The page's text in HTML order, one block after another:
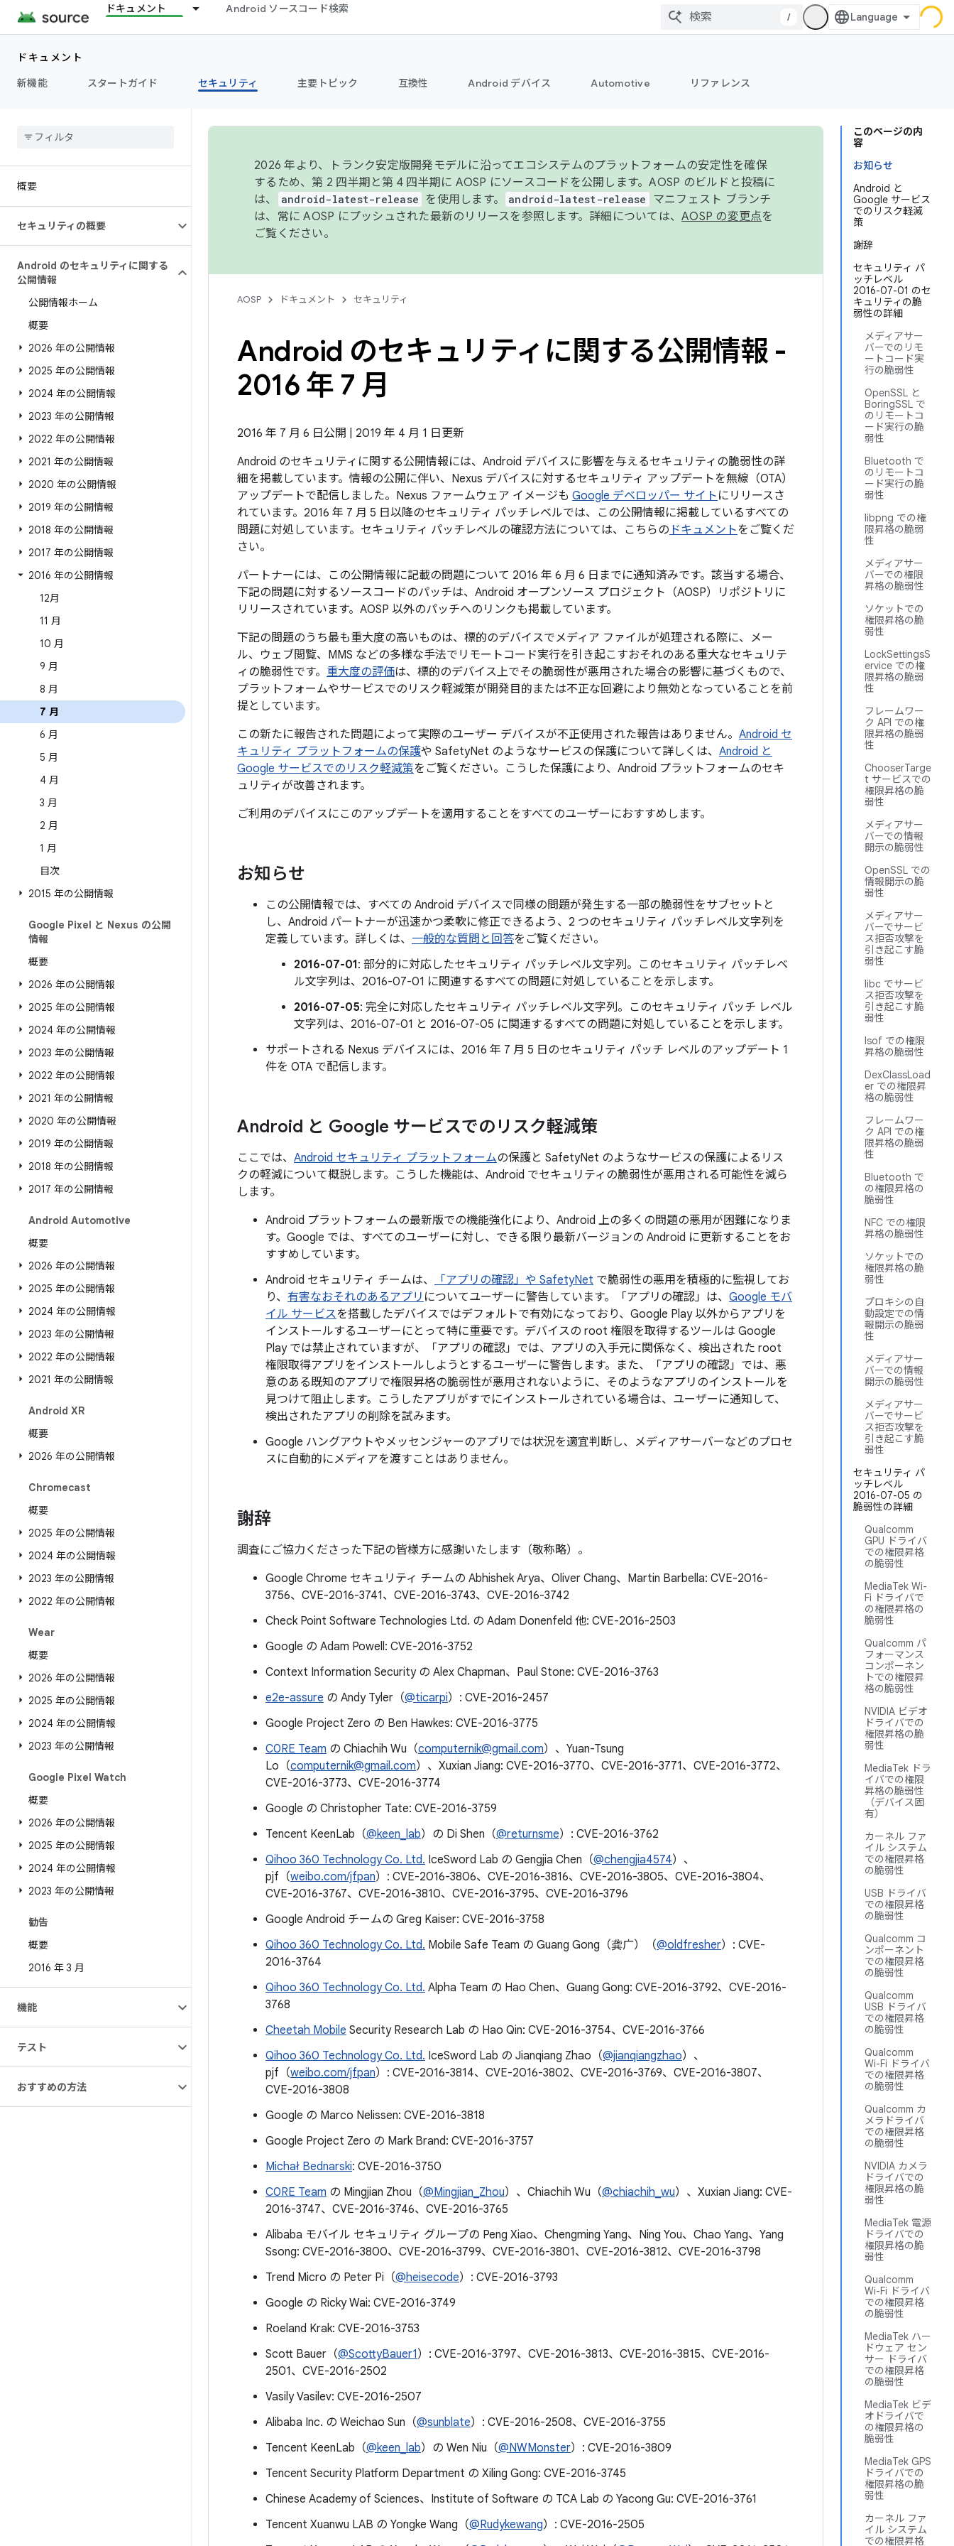
ドキュメント Android ソースコード検索
/
ドキュメント
新機能
スタートガイド セキュリティ 主要トピック 互換性 Android デバイス Automotive リファレンス
概要
セキュリティの概要
Android のセキュリティに関する
公開情報
公開情報ホーム
概要
2026 年の公開情報
2025 年の公開情報
2024 年の公開情報
2023 年の公開情報
2022 年の公開情報
2021 年の公開情報
2020 年の公開情報
2019 年の公開情報
2018 年の公開情報
2017 年の公開情報
2016 年の公開情報
12月
11 月
10 月
9 月
8 月
7 月
6 月
5 月
4 月
3 月
2 月
1 月
目次
2015 年の公開情報
Google Pixel と Nexus の公開
情報
概要
2026 年の公開情報
2025 年の公開情報
2024 年の公開情報
2023 年の公開情報
2022 年の公開情報
2021 年の公開情報
2020 年の公開情報
2019 年の公開情報
2018 年の公開情報
2017 年の公開情報
Android Automotive
概要
2026 年の公開情報
2025 年の公開情報
2024 年の公開情報
2023 年の公開情報
2022 年の公開情報
2021 年の公開情報
Android XR
概要
2026 年の公開情報
Chromecast
概要
2025 年の公開情報
2024 年の公開情報
2023 年の公開情報
2022 年の公開情報
Wear
概要
2026 年の公開情報
2025 年の公開情報
2024 年の公開情報
2023 年の公開情報
Google Pixel Watch
概要
2026 年の公開情報
2025 年の公開情報
2024 年の公開情報
2023 年の公開情報
勧告
概要
2016 年 3 月
機能
テスト
おすすめの方法
このページの内
容
お知らせ
Android と
Google サービス
でのリスク軽減
策
謝辞
セキュリティ パ
ッチレベル
2016-07-01 のセ
キュリティの脆
弱性の詳細
メディアサー
バーでのリモ
ートコード実
行の脆弱性
OpenSSL と
BoringSSL で
のリモートコ
ード実行の脆
弱性
Bluetooth で
のリモートコ
ード実行の脆
弱性
libpng での権
限昇格の脆弱
性
メディアサー
バーでの権限
昇格の脆弱性
ソケットでの
権限昇格の脆
弱性
LockSettingsS
ervice での権
限昇格の脆弱
性
フレームワー
ク API での権
限昇格の脆弱
性
ChooserTarge
t サービスでの
権限昇格の脆
弱性
メディアサー
バーでの情報
開示の脆弱性
OpenSSL での
情報開示の脆
弱性
メディアサー
バーでサービ
ス拒否攻撃を
引き起こす脆
弱性
libc でサービ
ス拒否攻撃を
引き起こす脆
弱性
lsof での権限
昇格の脆弱性
DexClassLoad
er での権限昇
格の脆弱性
フレームワー
ク API での権
限昇格の脆弱
性
Bluetooth で
の権限昇格の
脆弱性
NFC での権限
昇格の脆弱性
ソケットでの
権限昇格の脆
弱性
プロキシの自
動設定での情
報開示の脆弱
性
メディアサー
バーでの情報
開示の脆弱性
メディアサー
バーでサービ
ス拒否攻撃を
引き起こす脆
弱性
セキュリティ パ
ッチレベル
2016-07-05 の
脆弱性の詳細
Qualcomm
GPU ドライバ
での権限昇格
の脆弱性
MediaTek Wi-
Fi ドライバで
の権限昇格の
脆弱性
Qualcomm パ
フォーマンス
コンポーネン
トでの権限昇
格の脆弱性
NVIDIA ビデオ
ドライバでの
権限昇格の脆
弱性
MediaTek ドラ
イバでの権限
昇格の脆弱性
（デバイス固
有）
カーネル ファ
イル システム
での権限昇格
の脆弱性
USB ドライバ
での権限昇格
の脆弱性
Qualcomm コ
ンポーネント
での権限昇格
の脆弱性
Qualcomm
USB ドライバ
での権限昇格
の脆弱性
Qualcomm
Wi-Fi ドライバ
での権限昇格
の脆弱性
Qualcomm カ
メラドライバ
での権限昇格
の脆弱性
NVIDIA カメラ
ドライバでの
権限昇格の脆
弱性
MediaTek 電源
ドライバでの
権限昇格の脆
弱性
Qualcomm
Wi-Fi ドライバ
での権限昇格
の脆弱性
MediaTek ハー
ドウェア セン
サー ドライバ
での権限昇格
の脆弱性
MediaTek ビデ
オドライバで
の権限昇格の
脆弱性
MediaTek GPS
ドライバでの
権限昇格の脆
弱性
カーネル ファ
イル システム
での権限昇格
2026 年より、トランク安定版開発モデルに沿ってエコシステムのプラットフォームの安定性を確保
するため、第 2 四半期と第 4 四半期に AOSP にソースコードを公開します。AOSP のビルドと投稿に
は、
android-latest-release を使用します。 android-latest-release
マニフェスト ブランチ
は、常に AOSP にプッシュされた最新のリリースを参照します。詳細については、 AOSP の変更点を
ご覧ください。
AOSP ドキュメント セキュリティ
Android のセキュリティに関する公開情報 -
2016 年 7 月
2016 年 7 月 6 日公開 | 2019 年 4 月 1 日更新
Android のセキュリティに関する公開情報には、Android デバイスに影響を与えるセキュリティの脆弱性の詳
細を掲載しています。情報の公開に伴い、Nexus デバイスに対するセキュリティ アップデートを無線（OTA）
アップデートで配信しました。Nexus ファームウェア イメージも Google デベロッパー サイト にリリースさ
れています。2016 年 7 月 5 日以降のセキュリティ パッチレベルでは、この公開情報に掲載しているすべての
問題に対処しています。セキュリティ パッチレベルの確認方法については、こちらの ドキュメントをご覧くだ
さい。
パートナーには、この公開情報に記載の問題について 2016 年 6 月 6 日までに通知済みです。該当する場合、
下記の問題に対するソースコードのパッチは、Android オープンソース プロジェクト（AOSP）リポジトリに
リリースされています。AOSP 以外のパッチへのリンクも掲載しています。
下記の問題のうち最も重大度の高いものは、標的のデバイスでメディア ファイルが処理される際に、メー
ル、ウェブ閲覧、MMS などの多様な手法でリモートコード実行を引き起こすおそれのある重大なセキュリテ
ィの脆弱性です。 重大度の評価は、標的のデバイス上でその脆弱性が悪用された場合の影響に基づくもので、
プラットフォームやサービスでのリスク軽減策が開発目的または不正な回避により無効となっていることを前
提としています。
この新たに報告された問題によって実際のユーザー デバイスが不正使用された報告はありません。 Android セ
キュリティ プラットフォームの保護や SafetyNet のようなサービスの保護について詳しくは、 Android と
Google サービスでのリスク軽減策をご覧ください。こうした保護により、Android プラットフォームのセキ
ュリティが改善されます。
ご利用のデバイスにこのアップデートを適用することをすべてのユーザーにおすすめします。
お知らせ
この公開情報では、すべての Android デバイスで同様の問題が発生する一部の脆弱性をサブセットと
し、Android パートナーが迅速かつ柔軟に修正できるよう、2 つのセキュリティ パッチレベル文字列を
定義しています。詳しくは、 一般的な質問と回答をご覧ください。
2016-07-01: 部分的に対応したセキュリティ パッチレベル文字列。このセキュリティ パッチレベ
ル文字列は、2016-07-01 に関連するすべての問題に対処していることを示します。
2016-07-05: 完全に対応したセキュリティ パッチレベル文字列。このセキュリティ パッチ レベル
文字列は、2016-07-01 と 2016-07-05 に関連するすべての問題に対処していることを示します。
サポートされる Nexus デバイスには、2016 年 7 月 5 日のセキュリティ パッチ レベルのアップデート 1
件を OTA で配信します。
Android と Google サービスでのリスク軽減策
ここでは、 Android セキュリティ プラットフォームの保護と SafetyNet のようなサービスの保護によるリス
クの軽減について概説します。こうした機能は、Android でセキュリティの脆弱性が悪用される可能性を減ら
します。
Android プラットフォームの最新版での機能強化により、Android 上の多くの問題の悪用が困難になりま
す。Google では、すべてのユーザーに対し、できる限り最新バージョンの Android に更新することをお
すすめしています。
Android セキュリティ チームは、
「アプリの確認」や SafetyNet で脆弱性の悪用を積極的に監視してお
り、 有害なおそれのあるアプリ についてユーザーに警告しています。「アプリの確認」は、 Google モバ
イル サービスを搭載したデバイスではデフォルトで有効になっており、Google Play 以外からアプリを
インストールするユーザーにとって特に重要です。デバイスの root 権限を取得するツールは Google
Play では禁止されていますが、「アプリの確認」では、アプリの入手元に関係なく、検出された root
権限取得アプリをインストールしようとするユーザーに警告します。また、「アプリの確認」では、悪
意のある既知のアプリで権限昇格の脆弱性が悪用されないように、そのようなアプリのインストールを
見つけて阻止します。こうしたアプリがすでにインストールされている場合は、ユーザーに通知して、
検出されたアプリの削除を試みます。
Google ハングアウトやメッセンジャーのアプリでは状況を適宜判断し、メディアサーバーなどのプロセ
スに自動的にメディアを渡すことはありません。
謝辞
調査にご協力くださった下記の皆様方に感謝いたします（敬称略）。
Google Chrome セキュリティ チームの Abhishek Arya、Oliver Chang、Martin Barbella: CVE-2016-
3756、CVE-2016-3741、CVE-2016-3743、CVE-2016-3742
Check Point Software Technologies Ltd. の Adam Donenfeld 他: CVE-2016-2503
Google の Adam Powell: CVE-2016-3752
Context Information Security の Alex Chapman、Paul Stone: CVE-2016-3763
e2e-assure の Andy Tyler（@ticarpi）: CVE-2016-2457
Google Project Zero の Ben Hawkes: CVE-2016-3775
C0RE Team の Chiachih Wu（computernik@gmail.com）、Yuan-Tsung
Lo（computernik@gmail.com）、Xuxian Jiang: CVE-2016-3770、CVE-2016-3771、CVE-2016-3772、
CVE-2016-3773、CVE-2016-3774
Google の Christopher Tate: CVE-2016-3759
Tencent KeenLab（@keen_lab）の Di Shen（@returnsme）: CVE-2016-3762
Qihoo 360 Technology Co. Ltd. IceSword Lab の Gengjia Chen（@chengjia4574）、
pjf（weibo.com/jfpan）: CVE-2016-3806、CVE-2016-3816、CVE-2016-3805、CVE-2016-3804、
CVE-2016-3767、CVE-2016-3810、CVE-2016-3795、CVE-2016-3796
Google Android チームの Greg Kaiser: CVE-2016-3758
Qihoo 360 Technology Co. Ltd. Mobile Safe Team の Guang Gong（龚广）（@oldfresher）: CVE-
2016-3764
Qihoo 360 Technology Co. Ltd. Alpha Team の Hao Chen、Guang Gong: CVE-2016-3792、CVE-2016-
3768
Cheetah Mobile Security Research Lab の Hao Qin: CVE-2016-3754、CVE-2016-3766
Qihoo 360 Technology Co. Ltd. IceSword Lab の Jianqiang Zhao（@jianqiangzhao）、
pjf（weibo.com/jfpan）: CVE-2016-3814、CVE-2016-3802、CVE-2016-3769、CVE-2016-3807、
CVE-2016-3808
Google の Marco Nelissen: CVE-2016-3818
Google Project Zero の Mark Brand: CVE-2016-3757
Michał Bednarski: CVE-2016-3750
C0RE Team の Mingjian Zhou（@Mingjian_Zhou）、Chiachih Wu（@chiachih_wu）、Xuxian Jiang: CVE-
2016-3747、CVE-2016-3746、CVE-2016-3765
Alibaba モバイル セキュリティ グループの Peng Xiao、Chengming Yang、Ning You、Chao Yang、Yang
Ssong: CVE-2016-3800、CVE-2016-3799、CVE-2016-3801、CVE-2016-3812、CVE-2016-3798
Trend Micro の Peter Pi（@heisecode）: CVE-2016-3793
Google の Ricky Wai: CVE-2016-3749
Roeland Krak: CVE-2016-3753
Scott Bauer（@ScottyBauer1）: CVE-2016-3797、CVE-2016-3813、CVE-2016-3815、CVE-2016-
2501、CVE-2016-2502
Vasily Vasilev: CVE-2016-2507
Alibaba Inc. の Weichao Sun（@sunblate）: CVE-2016-2508、CVE-2016-3755
Tencent KeenLab（@keen_lab）の Wen Niu（@NWMonster）: CVE-2016-3809
Tencent Security Platform Department の Xiling Gong: CVE-2016-3745
Chinese Academy of Sciences、Institute of Software の TCA Lab の Yacong Gu: CVE-2016-3761
Tencent Xuanwu LAB の Yongke Wang（@Rudykewang）: CVE-2016-2505